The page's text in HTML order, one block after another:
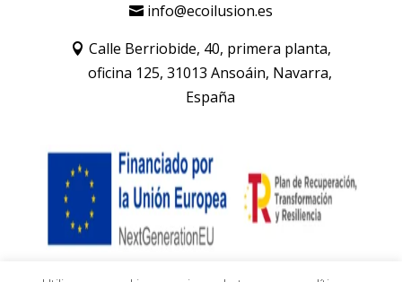
info@ecoilusion.es
Calle Berriobide, 40, primera planta,
oficina 125, 31013 Ansoáin, Navarra,
España